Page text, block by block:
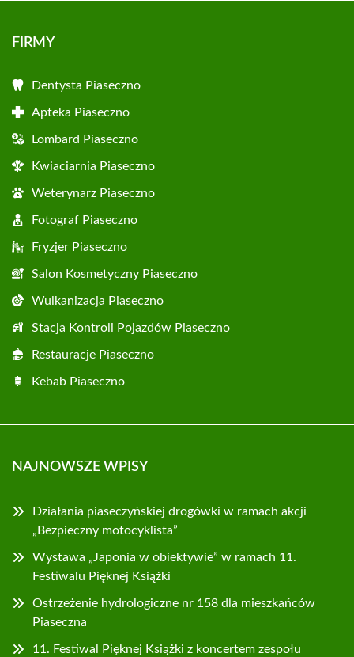
FIRMY
Dentysta Piaseczno
Apteka Piaseczno
Lombard Piaseczno
Kwiaciarnia Piaseczno
Weterynarz Piaseczno
Fotograf Piaseczno
Fryzjer Piaseczno
Salon Kosmetyczny Piaseczno
Wulkanizacja Piaseczno
Stacja Kontroli Pojazdów Piaseczno
Restauracje Piaseczno
Kebab Piaseczno
NAJNOWSZE WPISY
Działania piaseczyńskiej drogówki w ramach akcji
„Bezpieczny motocyklista”
Wystawa „Japonia w obiektywie” w ramach 11.
Festiwalu Pięknej Książki
Ostrzeżenie hydrologiczne nr 158 dla mieszkańców
Piaseczna
11. Festiwal Pięknej Książki z koncertem zespołu